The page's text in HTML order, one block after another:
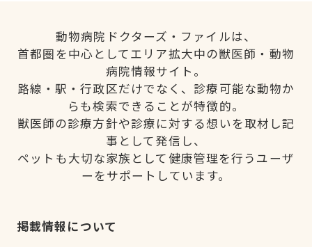
動物病院ドクターズ・ファイルは、
首都圏を中心としてエリア拡大中の獣医師・動物
病院情報サイト。
路線・駅・行政区だけでなく、診療可能な動物か
らも検索できることが特徴的。
獣医師の診療方針や診療に対する想いを取材し記
事として発信し、
ペットも大切な家族として健康管理を行うユーザ
ーをサポートしています。
掲載情報について